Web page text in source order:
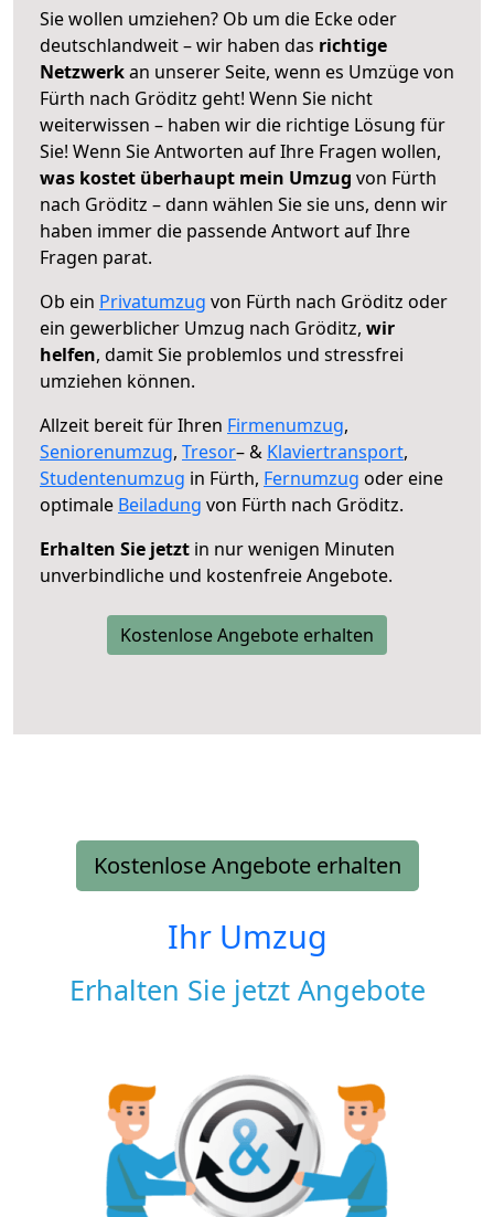
Sie wollen umziehen? Ob um die Ecke oder
deutschlandweit – wir haben das richtige
Netzwerkan unserer Seite, wenn es Umzüge von
Fürth nach Gröditz geht! Wenn Sie nicht
weiterwissen – haben wir die richtige Lösung für
Sie! Wenn Sie Antworten auf Ihre Fragen wollen,
was kostet überhaupt mein Umzug von Fürth
nach Gröditz – dann wählen Sie sie uns, denn wir
haben immer die passende Antwort auf Ihre
Fragen parat.
Ob ein Privatumzug von Fürth nach Gröditz oder
ein gewerblicher Umzug nach Gröditz, wir
helfen, damit Sie problemlos und stressfrei
umziehen können.
Allzeit bereit für Ihren Firmenumzug,
Seniorenumzug, Tresor– & Klaviertransport,
Studentenumzug in Fürth, Fernumzug oder eine
optimale Beiladung von Fürth nach Gröditz.
Erhalten Sie jetzt in nur wenigen Minuten
unverbindliche und kostenfreie Angebote.
Kostenlose Angebote erhalten
Kostenlose Angebote erhalten
Ihr Umzug
Erhalten Sie jetzt Angebote